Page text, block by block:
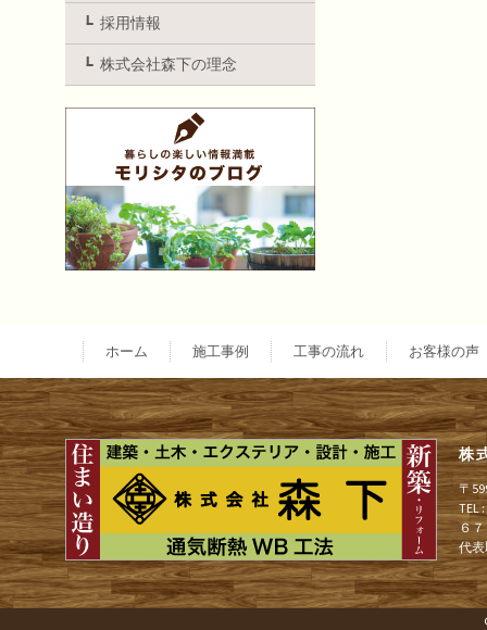
ー
シ
ョ
ン
採用情報
株式会社森下の理念
ホーム 施工事例 工事の流れ お客様の声
株
〒
TEL
６
代